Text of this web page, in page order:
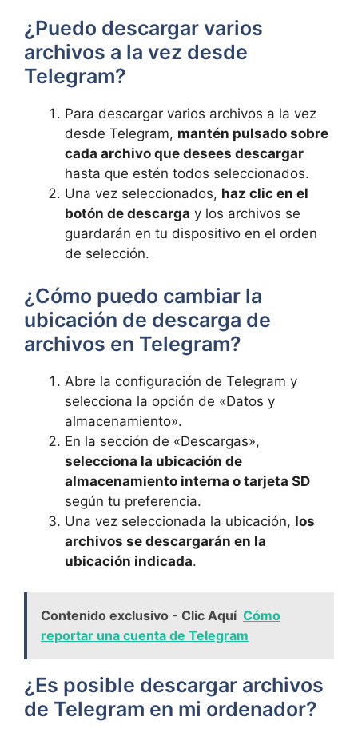
¿Puedo descargar varios
archivos a la vez desde
Telegram?
Para descargar varios archivos a la vez
desde Telegram, mantén pulsado sobre
cada archivo que desees descargar
hasta que estén todos seleccionados.
Una vez seleccionados, haz clic en el
botón de descarga y los archivos se
guardarán en tu dispositivo en el orden
de selección.
¿Cómo puedo cambiar la
ubicación de descarga de
archivos en Telegram?
Abre la configuración de Telegram y
selecciona la opción de «Datos y
almacenamiento».
En la sección de «Descargas»,
selecciona la ubicación de
almacenamiento interna o tarjeta SD
según tu preferencia.
Una vez seleccionada la ubicación, los
archivos se descargarán en la
ubicación indicada.
Contenido exclusivo - Clic Aquí Cómo
reportar una cuenta de Telegram
¿Es posible descargar archivos
de Telegram en mi ordenador?